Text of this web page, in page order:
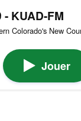
- KUAD-FM
Colorado's New
Jouer